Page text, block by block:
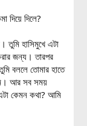
দিয়ে দিলে?
তুমি হাসিমুখে এটা
জন্য। তারপর
বললে তোমার হাতে
আর সব সময়
কেমন কথা? আমি